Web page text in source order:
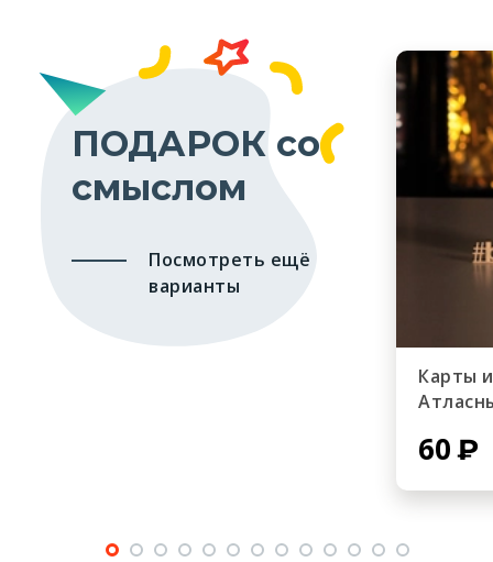
ПОДАРОК со
смыслом
Посмотреть ещё
варианты
Карты
60